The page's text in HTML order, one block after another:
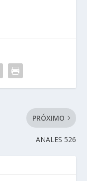
PRÓXIMO
ANALES 526